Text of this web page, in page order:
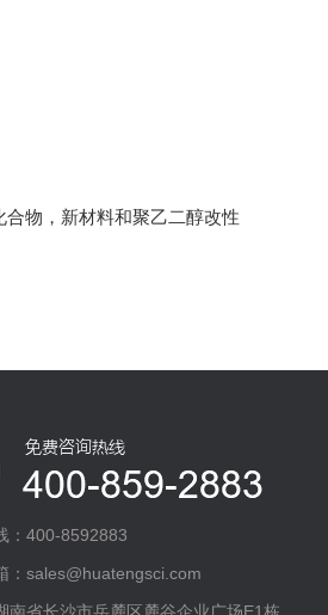
物，新材料和聚乙二醇改性
：400-8592883
：sales@huatengsci.com